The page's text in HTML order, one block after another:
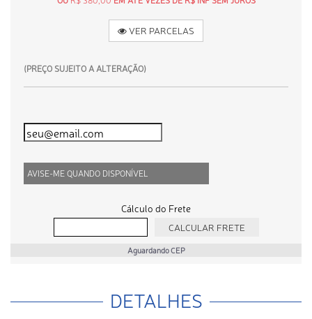
VER PARCELAS
(PREÇO SUJEITO A ALTERAÇÃO)
AVISE-ME QUANDO DISPONÍVEL
Cálculo do Frete
Aguardando CEP
DETALHES